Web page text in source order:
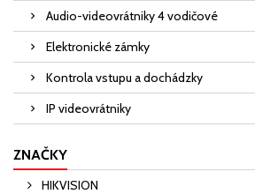
Audio-videovrátniky 4 vodičové
Elektronické zámky
Kontrola vstupu a dochádzky
IP videovrátniky
ZNAČKY
HIKVISION